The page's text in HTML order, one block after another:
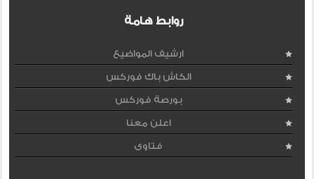
روابط هامة
ارشيف المواضيع
الكاش باك فوركس
بورصة فوركس
اعلن معنا
فتاوى